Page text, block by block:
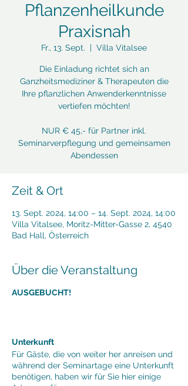
Pflanzenheilkunde
Praxisnah
Fr., 13. Sept.
  |
Villa Vitalsee
Die Einladung richtet sich an
Ganzheitsmediziner & Therapeuten die
Ihre pflanzlichen Anwenderkenntnisse
vertiefen möchten!
NUR € 45,- für Partner inkl.
Seminarverpflegung und gemeinsamen
Abendessen
Zeit & Ort
13. Sept. 2024, 14:00 – 14. Sept. 2024, 14:00
Villa Vitalsee, Moritz-Mitter-Gasse 2, 4540
Bad Hall, Österreich
Über die Veranstaltung
AUSGEBUCHT!
Unterkunft
Für Gäste, die von weiter her anreisen und
während der Seminartage eine Unterkunft
benötigen, haben wir für Sie hier einige